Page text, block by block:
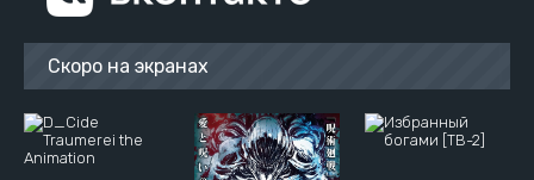
Скоро на экранах